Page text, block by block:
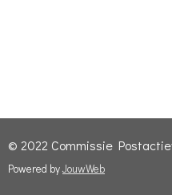
© 2022 Commissie
Powered byJouwWeb